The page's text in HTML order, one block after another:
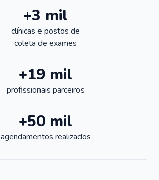
+3 mil
clínicas e postos de
coleta de exames
+19 mil
profissionais parceiros
+50 mil
agendamentos realizados